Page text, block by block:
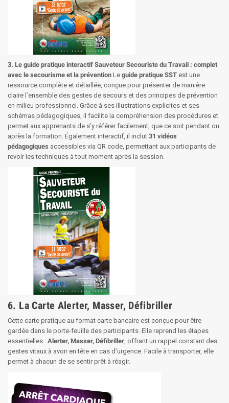
3. Le guide pratique interactif Sauveteur Secouriste du Travail : complet
avec le secourisme et la prévention Le guide pratique SST est une
ressource complète et détaillée, conçue pour présenter de manière
claire l’ensemble des gestes de secours et des principes de prévention
en milieu professionnel. Grâce à ses illustrations explicites et ses
schémas pédagogiques, il facilite la compréhension des procédures et
permet aux apprenants de s’y référer facilement, que ce soit pendant ou
après la formation. Également interactif, il inclut 31 vidéos
pédagogiques accessibles via QR code, permettant aux participants de
revoir les techniques à tout moment après la session.
6. La Carte Alerter, Masser, Défibriller
Cette carte pratique au format carte bancaire est conçue pour être
gardée dans le porte-feuille des participants. Elle reprend les étapes
essentielles : Alerter, Masser, Défibriller , offrant un rappel constant des
gestes vitaux à avoir en tête en cas d’urgence. Facile à transporter, elle
permet à chacun de se sentir prêt à réagir.